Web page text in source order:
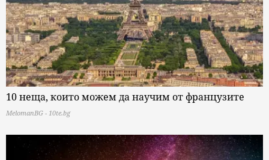
10 неща, които можем да научим от французите
MelomanBG - 10te.bg